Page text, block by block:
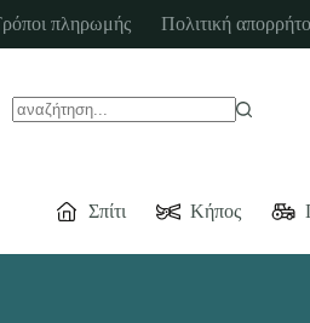
πληρωμής Πολιτική
Σπίτι Κήπος